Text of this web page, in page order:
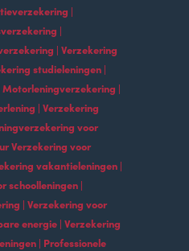
|
|
| Verzekering
studieleningen |
|
| Verzekering
voor
Verzekering voor
vakantieleningen |
schoolleningen |
| Verzekering voor
energie | Verzekering
| Professionele